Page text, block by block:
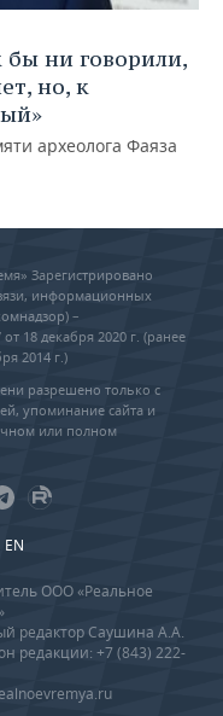
ни говорили,
но, к
археолога Фаяза
Зарегистрировано
информационных
–
18 декабря 2020 г. (ранее
2014 г.)
разрешено только с
упоминание сайта и
или полном
EN
ООО «Реальное
редактор Саушина А.А.
редакции: +7 (843) 222-